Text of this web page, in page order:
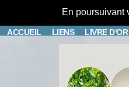
En poursuivant
ACCUEIL LIENS LIVRE D'OR